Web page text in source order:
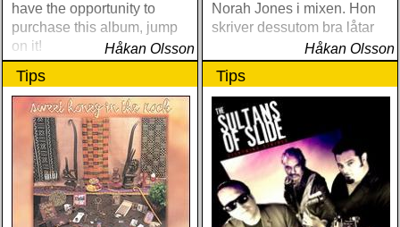
have the opportunity to
purchase this album, jump
on it!
Håkan Olsson
Norah Jones i mixen. Hon
skriver dessutom bra låtar
Håkan Olsson
Tips Tips